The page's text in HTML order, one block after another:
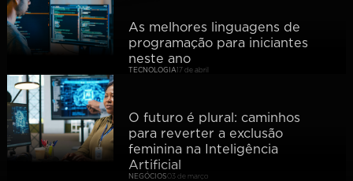
PÓS TECH
MBA
IMPACT LAB
As melhores linguagens de
programação para iniciantes
neste ano
TECNOLOGIA17 de abril
O futuro é plural: caminhos
para reverter a exclusão
feminina na Inteligência
Artificial
NEGÓCIOS03 de março